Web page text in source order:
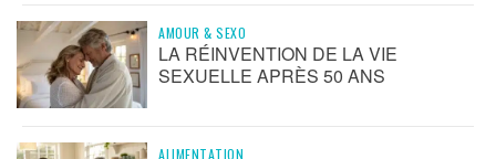
AMOUR & SEXO
LA RÉINVENTION DE LA VIE
SEXUELLE APRÈS 50 ANS
ALIMENTATION